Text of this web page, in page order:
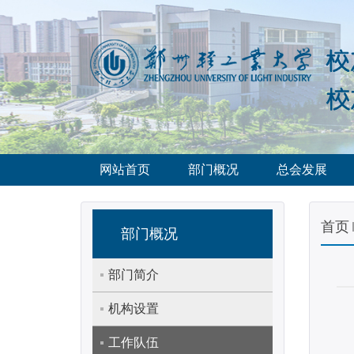
网站首页 部门概况 总会发展
首页
部门概况
部门简介
机构设置
工作队伍